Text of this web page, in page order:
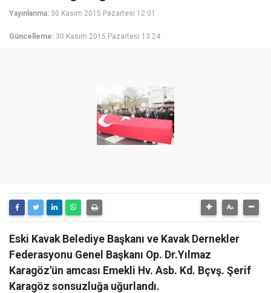
Yayınlanma: 30 Kasım 2015 Pazartesi 12:01
Güncelleme: 30 Kasım 2015 Pazartesi 13:24
Eski Kavak Belediye Başkanı ve Kavak Dernekler
Federasyonu Genel Başkanı Op. Dr.Yılmaz
Karagöz'ün amcası Emekli Hv. Asb. Kd. Bçvş. Şerif
Karagöz sonsuzluğa uğurlandı.